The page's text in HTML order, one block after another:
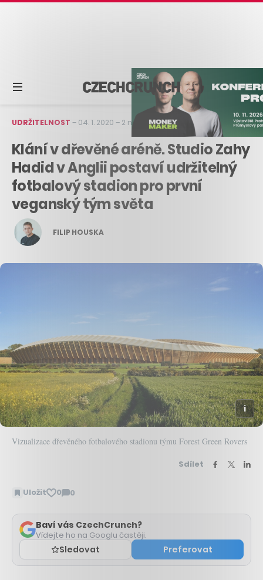
UDRŽITELNOST – 04. 1. 2020 – 2 min čtení
Klání v dřevěné aréně. Studio Zahy
Hadid v Anglii postaví udržitelný
fotbalový stadion pro první
veganský tým světa
FILIP HOUSKA
Vizualizace dřevěného fotbalového stadionu týmu Forest Green Rovers
Sdílet
Uložit 0 0
Zobrazit
Baví vás CzechCrunch?
Vídejte ho na Googlu častěji.
Sledovat Preferovat